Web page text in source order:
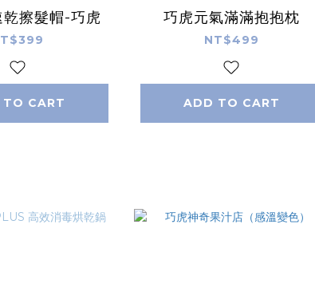
擦髮帽-巧虎
CART
巧虎元氣滿滿抱抱枕
NT$499
ADD TO CART